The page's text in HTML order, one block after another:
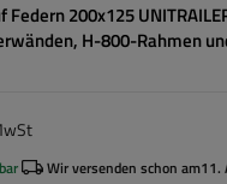
200x125
H-800-Rahmen
Wir versenden schon am11.